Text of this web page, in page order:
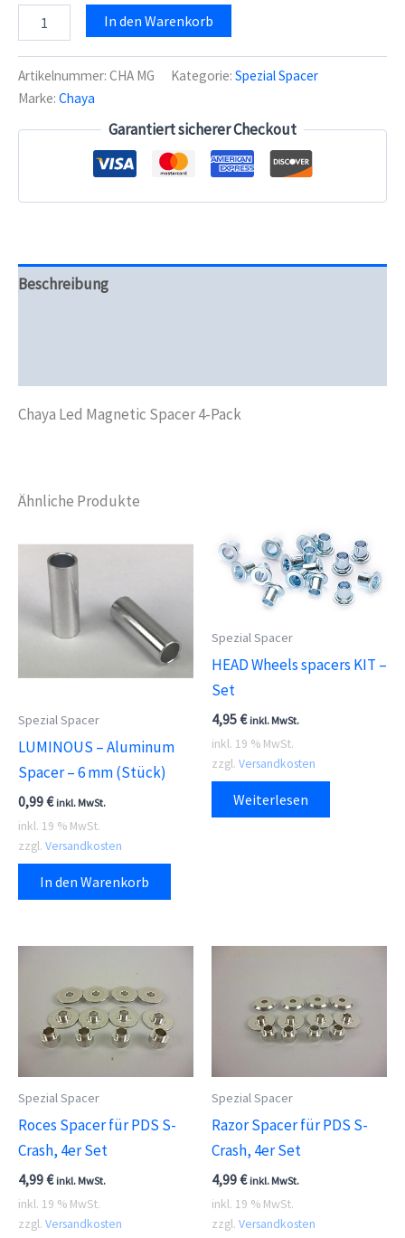
Spacer
4-
Pack
In den Warenkorb
Artikelnummer: CHA MG Kategorie: Spezial Spacer
Marke: Chaya
Garantiert sicherer Checkout
Beschreibung
Chaya Led Magnetic Spacer 4-Pack
Ähnliche Produkte
Spezial Spacer
LUMINOUS – Aluminum
Spacer – 6 mm (Stück)
0,99€ inkl. MwSt.
inkl. 19 % MwSt.
zzgl. Versandkosten
In den Warenkorb
Spezial Spacer
HEAD Wheels spacers KIT –
Set
4,95€ inkl. MwSt.
inkl. 19 % MwSt.
zzgl. Versandkosten
Weiterlesen
Spezial Spacer
Roces Spacer für PDS S-
Crash, 4er Set
4,99€ inkl. MwSt.
inkl. 19 % MwSt.
zzgl. Versandkosten
Spezial Spacer
Razor Spacer für PDS S-
Crash, 4er Set
4,99€ inkl. MwSt.
inkl. 19 % MwSt.
zzgl. Versandkosten